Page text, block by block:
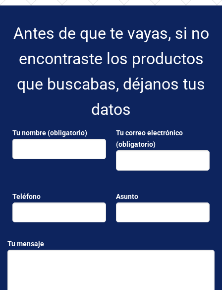
Antes de que te vayas, si no
encontraste los productos
que buscabas, déjanos tus
datos
Tu nombre (obligatorio)
Tu correo electrónico
(obligatorio)
Teléfono Asunto
Tu mensaje